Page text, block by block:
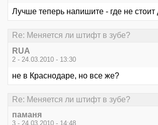
Лучше теперь напишите - где не стоит
Re: Меняется ли штифт в зубе?
RUA
2 - 24.03.2010 - 13:30
не в Краснодаре, но все же?
Re: Меняется ли штифт в зубе?
паманя
3 - 24.03.2010 - 14:48